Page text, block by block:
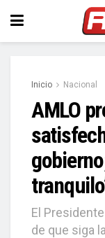
Inicio Nacional
AMLO
El
de que siga